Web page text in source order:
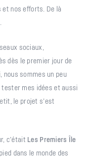
et nos efforts. De là
sociaux,
dès le premier jour de
nous sommes un peu
tester mes idées et aussi
le projet s’est
c’était Les Premiers Île
dans le monde des